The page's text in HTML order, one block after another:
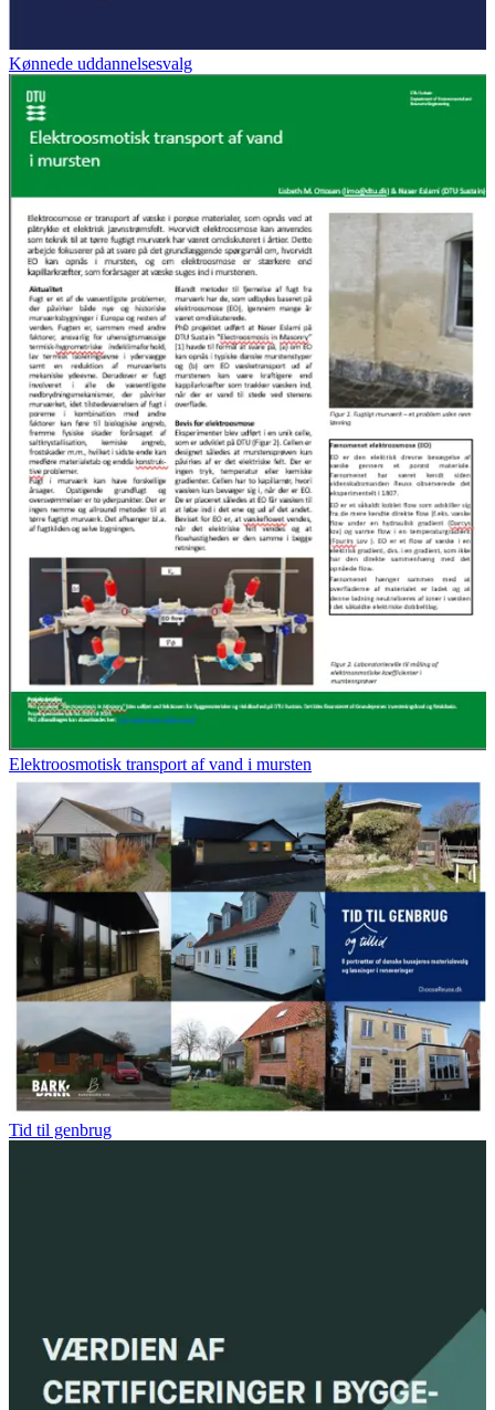
Kønnede uddannelsesvalg
Elektroosmotisk transport af vand i mursten
Tid til genbrug